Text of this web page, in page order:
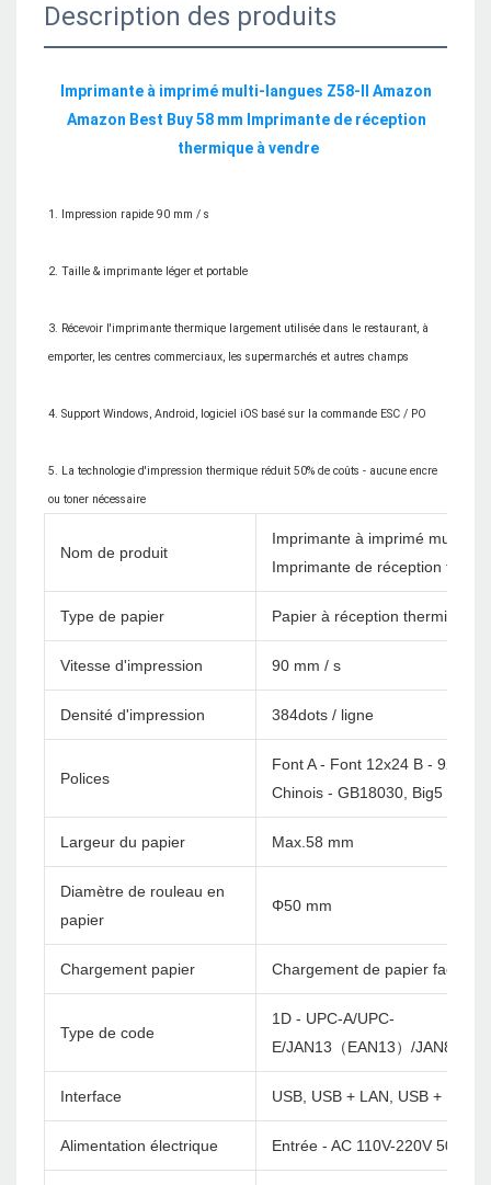
Description des produits
Imprimante à imprimé multi-langues Z58-II Amazon
Amazon Best Buy 58 mm Imprimante de réception
thermique à vendre
3. Récevoir l'imprimante thermique largement utilisée dans le restaurant, à
5. La technologie d'impression thermique réduit 50% de coûts - aucune encre
Nom de produit
Imprimante à imprimé multi-
Imprimante de réception
Type de papier Papier à réception thermique
Vitesse d'impression 90 mm / s
Densité d'impression 384dots / ligne
Polices
Font A - Font 12x24 B - 9X17
Chinois - GB18030, Big5
Largeur du papier Max.58 mm
Diamètre de rouleau en
papier
Φ50 mm
Chargement papier Chargement de papier facile
Type de code
1D - UPC-A/UPC-
E/JAN13（EAN13）/JAN8（
Interface USB, USB + LAN, USB + BT,
Alimentation électrique Entrée - AC 110V-220V 50 /